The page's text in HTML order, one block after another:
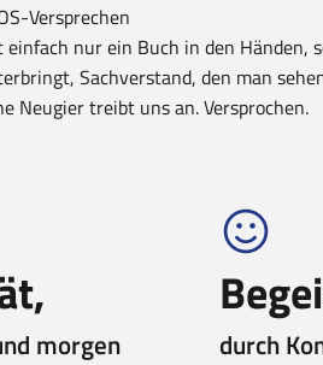
Versprechen
nur ein Buch in den Händen,
Sachverstand, den man
Neugier treibt uns an. Versprochen.
morgen durch